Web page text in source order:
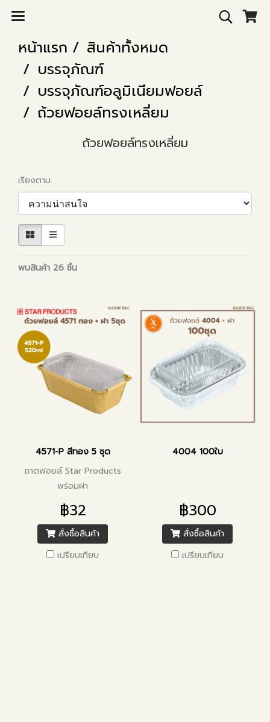
หน้าแรก
สินค้าทั้งหมด
บรรจุภัณฑ์
บรรจุภัณฑ์อลูมิเนียมฟอยล์
ถ้วยฟอยล์ทรงเหลี่ยม
ถ้วยฟอยล์ทรงเหลี่ยม
เรียงตาม
พบสินค้า 26 ชิ้น
4571-P สีทอง 5 ชุด
ถาดฟอยล์ Star Products
พร้อมฝา
฿32
สั่งซื้อสินค้า
เปรียบเทียบ
4004 100ใบ
฿300
สั่งซื้อสินค้า
เปรียบเทียบ